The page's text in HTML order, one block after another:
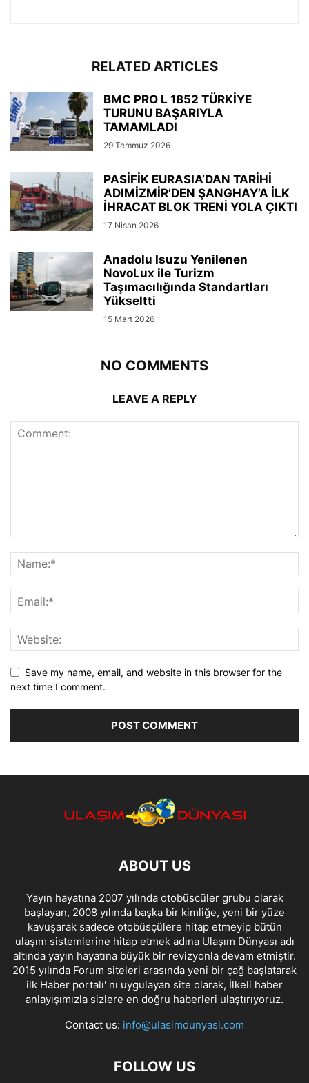
RELATED ARTICLES
BMC PRO L 1852 TÜRKİYE
TURUNU BAŞARIYLA
TAMAMLADI
29 Temmuz 2026
PASİFİK EURASIA’DAN TARİHİ
ADIMİZMİR’DEN ŞANGHAY’A İLK
İHRACAT BLOK TRENİ YOLA ÇIKTI
17 Nisan 2026
Anadolu Isuzu Yenilenen
NovoLux ile Turizm
Taşımacılığında Standartları
Yükseltti
15 Mart 2026
NO COMMENTS
LEAVE A REPLY
Save my name, email, and website in this browser for the
next time I comment.
ABOUT US
Yayın hayatına 2007 yılında otobüscüler grubu olarak
başlayan, 2008 yılında başka bir kimliğe, yeni bir yüze
kavuşarak sadece otobüsçülere hitap etmeyip bütün
ulaşım sistemlerine hitap etmek adına Ulaşım Dünyası adı
altında yayın hayatına büyük bir revizyonla devam etmiştir.
2015 yılında Forum siteleri arasında yeni bir çağ başlatarak
ilk Haber portalı' nı uygulayan site olarak, İlkeli haber
anlayışımızla sizlere en doğru haberleri ulaştırıyoruz.
Contact us: info@ulasimdunyasi.com
FOLLOW US